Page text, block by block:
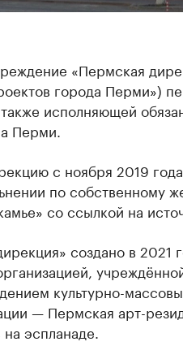
«Пермская
города Перми»)
исполняющей
Перми.
с ноября 2019
по собственному
со ссылкой на
создано в 2021
культурно-
— Пермская арт-
эспланаде.